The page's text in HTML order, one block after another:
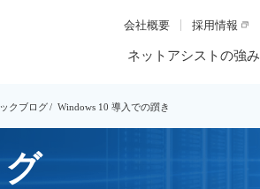
ネットアシストの強み
会社概要 採用情報
クブログ Windows 10 導入での躓き